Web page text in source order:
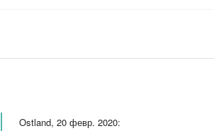
Ostland, 20 февр. 2020: